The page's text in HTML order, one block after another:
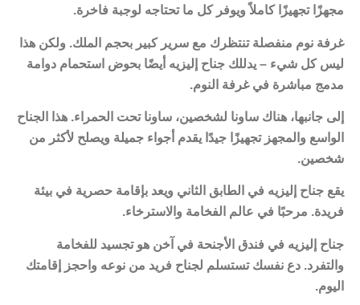
مجهزًا تجهيزًا كاملاً ويوفر كل ما تحتاجه لوجبة فاخرة.
غرفة نوم منفصلة تنتظرك مع سرير كبير بحجم الملك. ولكن هذا
ليس كل شيء – يدللك جناح إليزيه أيضًا بحوض استحمام دوامة
مدمج مباشرة في غرفة النوم.
إلى جانبها، هناك ساونا لشخصين، ساونا تحت الحمراء. هذا الجناح
الواسع والمجهز تجهيزًا جيدًا يقدم أجواء جميلة ويصلح لأكثر من
شخصين.
يقع جناح إليزيه في الطابق الثاني ويعد بإقامة حصرية في بيئة
فريدة. مرحبًا في عالم الفخامة والاسترخاء.
جناح إليزيه في فندق الأجنحة في آخن هو تجسيد للفخامة
والتفرد. دع نفسك تستسلم لجناح فريد من نوعه واحجز إقامتك
اليوم.